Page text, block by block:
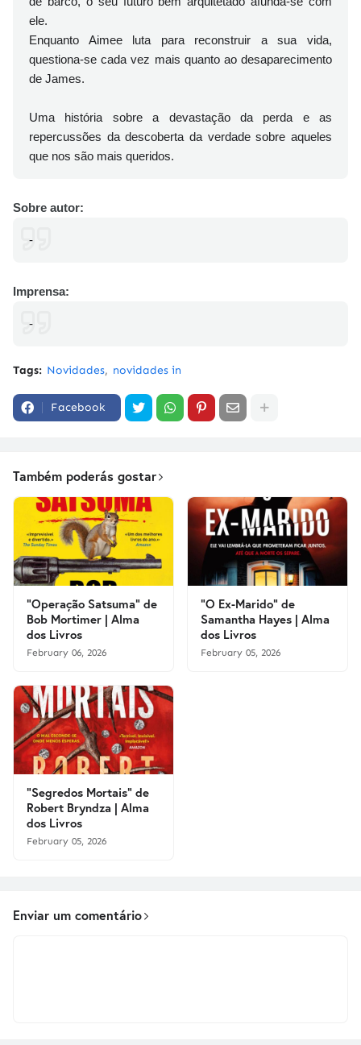
ele.
Enquanto Aimee luta para reconstruir a sua vida,
questiona-se cada vez mais quanto ao desaparecimento
de James.
Uma história sobre a devastação da perda e as
repercussões da descoberta da verdade sobre aqueles
que nos são mais queridos.
Sobre autor:
-
Imprensa:
-
Tags: Novidades novidades in
Facebook
Também poderás gostar
"Operação Satsuma" de
Bob Mortimer | Alma
dos Livros
February 06, 2026
"O Ex-Marido" de
Samantha Hayes | Alma
dos Livros
February 05, 2026
"Segredos Mortais" de
Robert Bryndza | Alma
dos Livros
February 05, 2026
Enviar um comentário